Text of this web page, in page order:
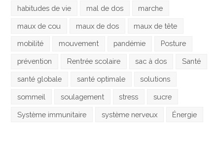
habitudes de vie mal de dos marche
maux de cou maux de dos maux de tête
mobilité mouvement pandémie Posture
prévention Rentrée scolaire sac à dos Santé
santé globale santé optimale solutions
sommeil soulagement stress sucre
Système immunitaire système nerveux Énergie